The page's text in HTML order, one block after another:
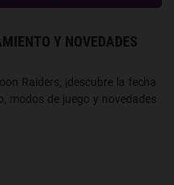
Y NOVEDADES
Raiders, ¡descubre la fecha
modos de juego y novedades